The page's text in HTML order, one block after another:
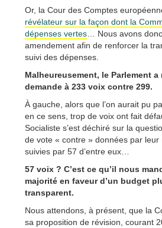
Or, la Cour des Comptes
révélateur sur la façon dont la
dépenses vertes … Nous avons
amendement afin de renforcer la
suivi des dépenses.
Malheureusement, le Parlement a
demande à 233 voix contre 299.
À gauche, alors que l’on aurait pu
en ce sens, trop de voix ont fait
Socialiste s’est déchiré sur la
de vote « contre » données par
suivies par 57 d’entre eux…
57 voix ? C’est ce qu’il nous
majorité en faveur d’un budget
transparent.
Nous attendons, à présent, que la
sa proposition de révision, courant